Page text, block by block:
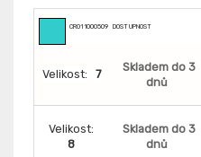
CR0110005099 DOSTUPNOST
Velikost: 7
Skladem do 3
dnů
Velikost:
8
Skladem do 3
dnů